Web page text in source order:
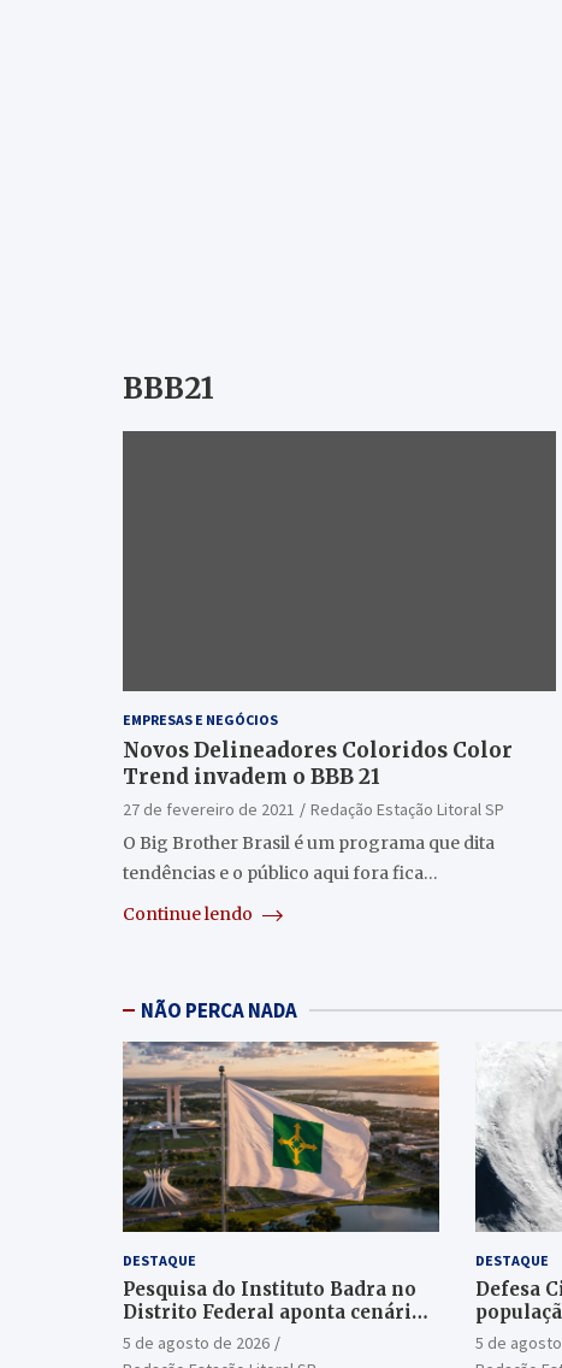
BBB21
EMPRESAS E NEGÓCIOS
Novos Delineadores Coloridos Color
Trend invadem o BBB 21
27 de fevereiro de 2021
Redação Estação Litoral SP
O Big Brother Brasil é um programa que dita
tendências e o público aqui fora fica…
Continue lendo
NÃO PERCA NADA
DESTAQUE
Pesquisa do Instituto Badra no
Distrito Federal aponta cenário
aberto para o Senado
5 de agosto de 2026
DESTAQUE
Defesa
ciclone
5 de